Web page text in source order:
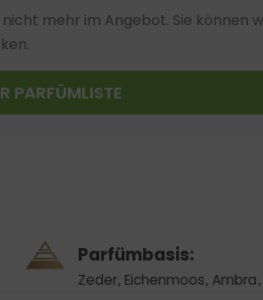
mehr im Angebot. Sie können
PARFÜMLISTE
Parfümbasis:
Zeder, Eichenmoos, Ambra,